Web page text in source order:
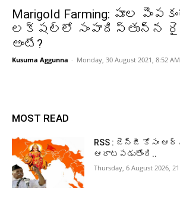
Marigold Farming: పూల
లక్షల్లో సంపాదిస్తున్న
అంటే?
Kusuma Aggunna - Monday, 30 August 2021, 8:52 AM
MOST READ
RSS : జెన్‌జీ కోసం
ఆరాటపడుతోంది..
Thursday, 6 August 2026,